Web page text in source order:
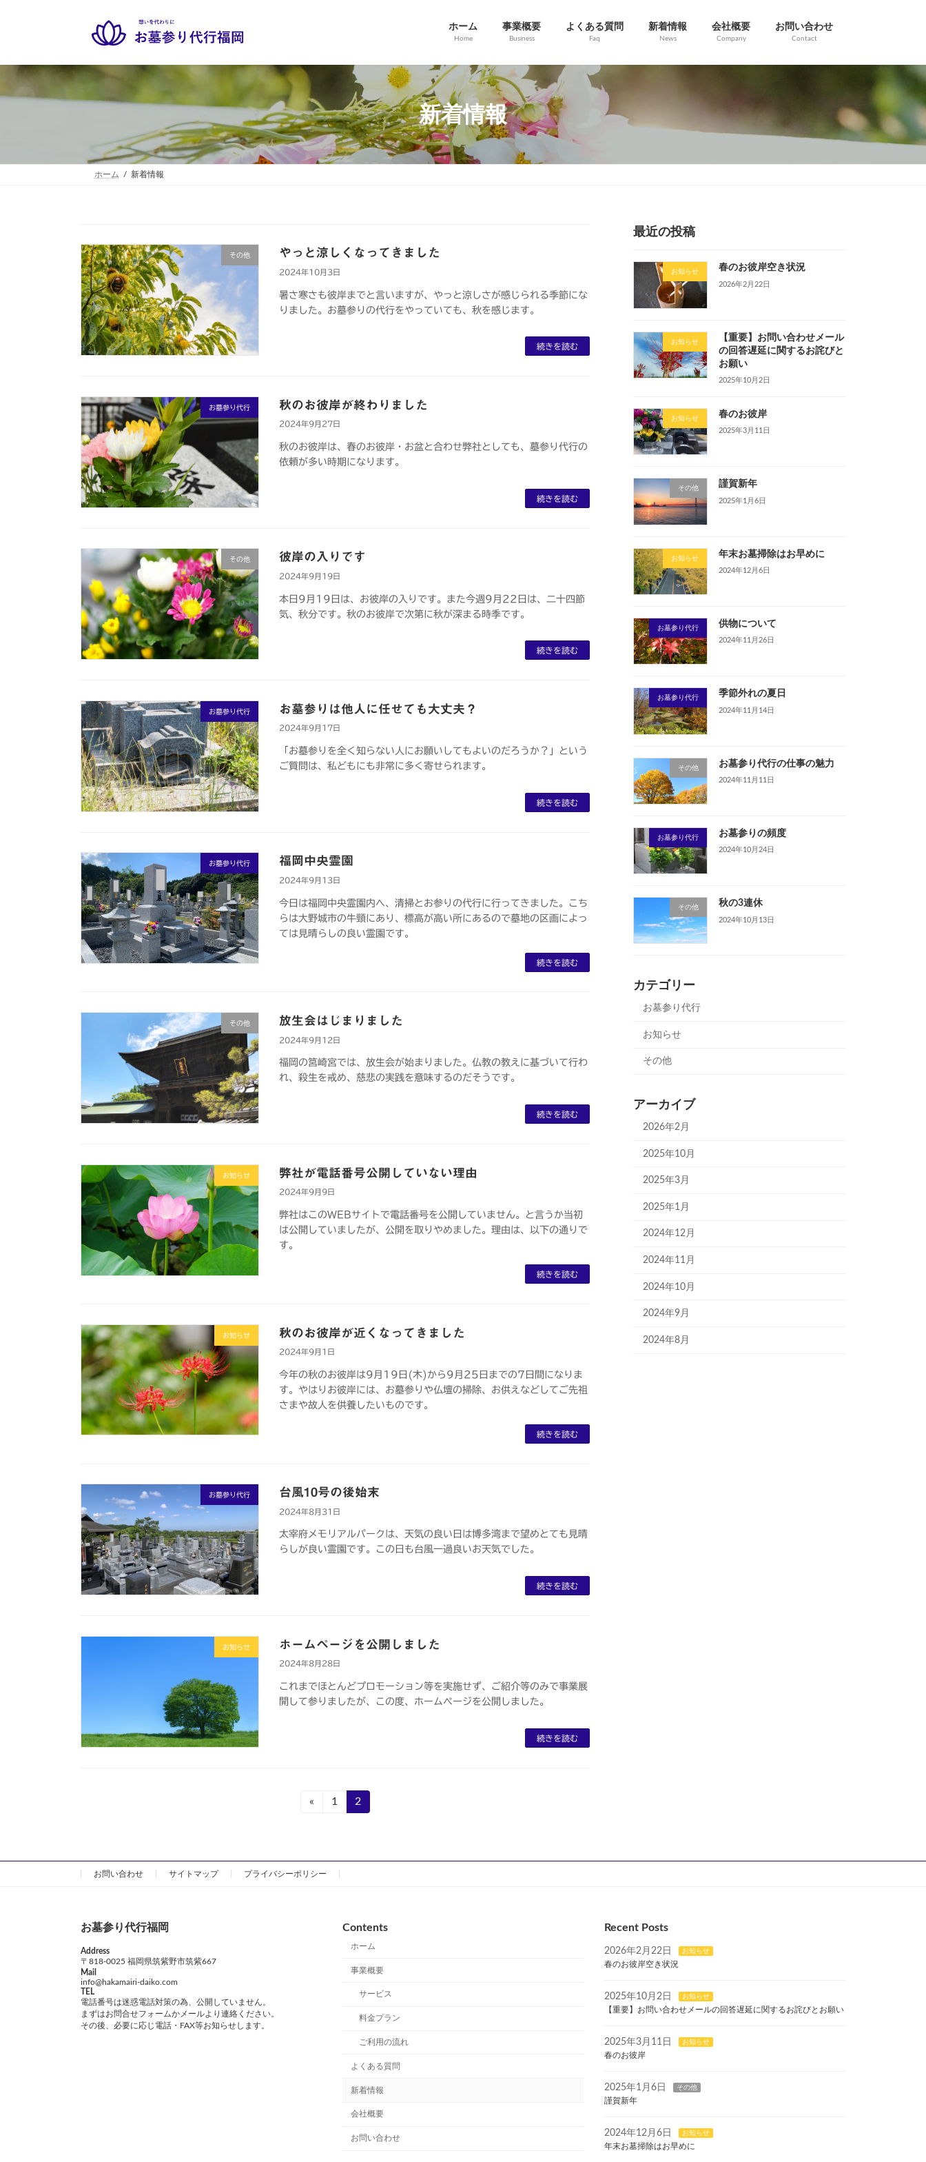
ツ
ス
シ
ン
ホーム
Home
事業概要
Business
よくある質問
Faq
新着情報
News
会社概要
Company
お問い合わせ
Contact
新着情報
ホーム 新着情報
その他 やっと涼しくなってきました
2024年10月3日
暑さ寒さも彼岸までと言いますが、やっと涼しさが感じられる季節にな
りました。お墓参りの代行をやっていても、秋を感じます。
続きを読む
お墓参り代行 秋のお彼岸が終わりました
2024年9月27日
秋のお彼岸は、春のお彼岸・お盆と合わせ弊社としても、墓参り代行の
依頼が多い時期になります。
続きを読む
その他 彼岸の入りです
2024年9月19日
本日9月19日は、お彼岸の入りです。また今週9月22日は、二十四節
気、秋分です。秋のお彼岸で次第に秋が深まる時季です。
続きを読む
お墓参り代行 お墓参りは他人に任せても大丈夫？
2024年9月17日
「お墓参りを全く知らない人にお願いしてもよいのだろうか？」という
ご質問は、私どもにも非常に多く寄せられます。
続きを読む
お墓参り代行 福岡中央霊園
2024年9月13日
今日は福岡中央霊園内へ、清掃とお参りの代行に行ってきました。こち
らは大野城市の牛頸にあり、標高が高い所にあるので墓地の区画によっ
ては見晴らしの良い霊園です。
続きを読む
その他 放生会はじまりました
2024年9月12日
福岡の筥崎宮では、放生会が始まりました。仏教の教えに基づいて行わ
れ、殺生を戒め、慈悲の実践を意味するのだそうです。
続きを読む
お知らせ 弊社が電話番号公開していない理由
2024年9月9日
弊社はこのWEBサイトで電話番号を公開していません。と言うか当初
は公開していましたが、公開を取りやめました。理由は、以下の通りで
す。
続きを読む
お知らせ 秋のお彼岸が近くなってきました
2024年9月1日
今年の秋のお彼岸は9月19日(木)から9月25日までの7日間になりま
す。やはりお彼岸には、お墓参りや仏壇の掃除、お供えなどしてご先祖
さまや故人を供養したいものです。
続きを読む
お墓参り代行 台風10号の後始末
2024年8月31日
太宰府メモリアルパークは、天気の良い日は博多湾まで望めとても見晴
らしが良い霊園です。この日も台風一過良いお天気でした。
続きを読む
お知らせ ホームページを公開しました
2024年8月28日
これまでほとんどプロモーション等を実施せず、ご紹介等のみで事業展
開して参りましたが、この度、ホームページを公開しました。
続きを読む
の
ペ
ジ
送
り
«
固
ジ
1
固
定
ジ
2
最近の投稿
お知らせ 春のお彼岸空き状況
2026年2月22日
お知らせ
【重要】お問い合わせメール
の回答遅延に関するお詫びと
お願い
2025年10月2日
お知らせ 春のお彼岸
2025年3月11日
その他 謹賀新年
2025年1月6日
お知らせ 年末お墓掃除はお早めに
2024年12月6日
お墓参り代行 供物について
2024年11月26日
お墓参り代行 季節外れの夏日
2024年11月14日
その他 お墓参り代行の仕事の魅力
2024年11月11日
お墓参り代行 お墓参りの頻度
2024年10月24日
その他 秋の3連休
2024年10月13日
カテゴリー
お墓参り代行
お知らせ
その他
アーカイブ
2026年2月
2025年10月
2025年3月
2025年1月
2024年12月
2024年11月
2024年10月
2024年9月
2024年8月
お問い合わせ サイトマップ プライバシーポリシー
お墓参り代行福岡
Address
〒818-0025 福岡県筑紫野市筑紫667
Mail
info@hakamairi-daiko.com
TEL
電話番号は迷惑電話対策の為、公開していません。
まずはお問合せフォームかメールより連絡ください。
その後、必要に応じ電話・FAX等お知らせします。
Contents
ホーム
事業概要
サービス
料金プラン
ご利用の流れ
よくある質問
新着情報
会社概要
お問い合わせ
Recent Posts
2026年2月22日 お知らせ
春のお彼岸空き状況
2025年10月2日 お知らせ
【重要】お問い合わせメールの回答遅延に関するお詫びとお願い
2025年3月11日 お知らせ
春のお彼岸
2025年1月6日 その他
謹賀新年
2024年12月6日 お知らせ
年末お墓掃除はお早めに